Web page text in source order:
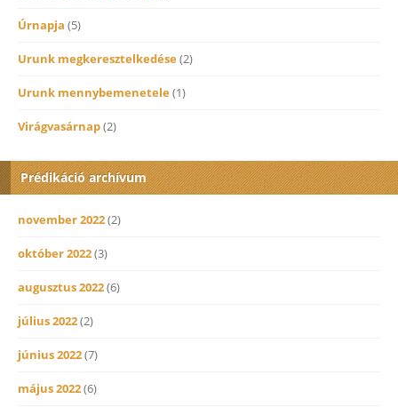
Úrnapja (5)
Urunk megkeresztelkedése(2)
Urunk mennybemenetele(1)
Virágvasárnap(2)
Prédikáció archívum
november 2022(2)
október 2022(3)
augusztus 2022(6)
július 2022(2)
június 2022(7)
május 2022(6)